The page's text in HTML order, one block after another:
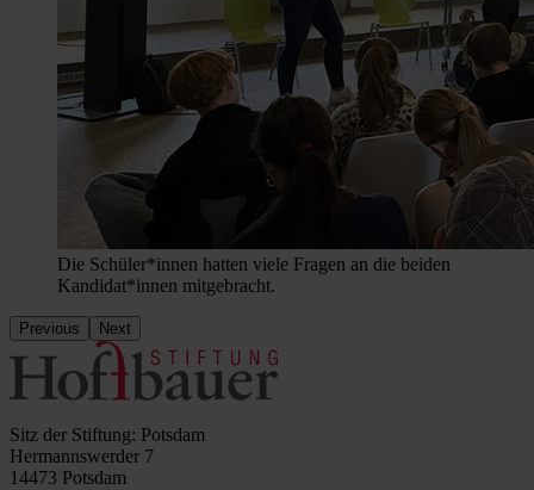
Die Schüler*innen hatten viele Fragen an die beiden
Kandidat*innen mitgebracht.
Previous Next
Sitz der Stiftung: Potsdam
Hermannswerder 7
14473 Potsdam